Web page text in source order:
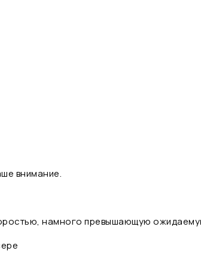
внимание.
намного превышающую